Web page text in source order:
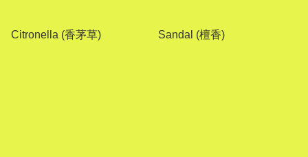
Citronella (香茅草) Sandal (檀香)